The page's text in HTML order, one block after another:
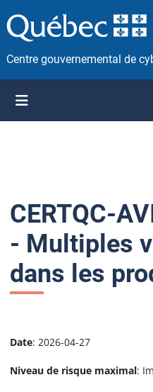
a
s
e
u
Centre gouvernemental de
CERTQC-
- Multiples
dans les
Date: 2026-04-27
Niveau de risque maximal: